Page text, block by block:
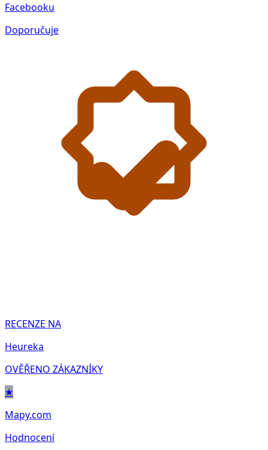
Facebooku
Doporučuje
RECENZE NA
Heureka
OVĚŘENO ZÁKAZNÍKY
★
Mapy.com
Hodnocení